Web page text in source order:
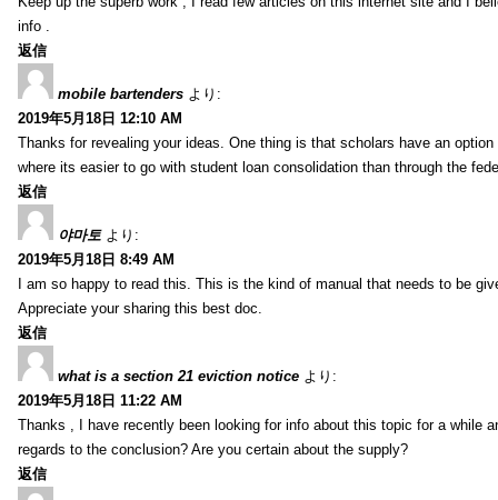
info .
返信
mobile bartenders より:
2019年5月18日 12:10 AM
Thanks for revealing your ideas. One thing is that scholars have an
where its easier to go with student loan consolidation than through the
返信
야마토 より:
2019年5月18日 8:49 AM
I am so happy to read this. This is the kind of manual that needs to be
Appreciate your sharing this best doc.
返信
what is a section 21 eviction notice より:
2019年5月18日 11:22 AM
Thanks , I have recently been looking for info about this topic for a while
regards to the conclusion? Are you certain about the supply?
返信